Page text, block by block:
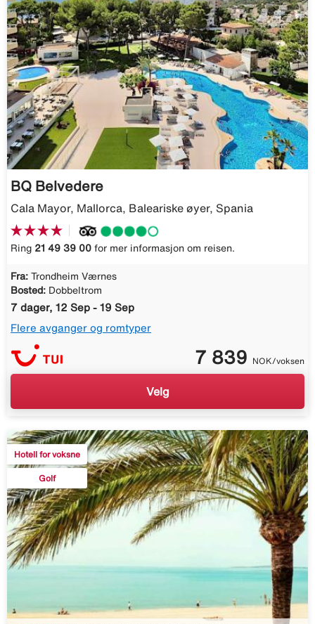
BQ Belvedere
Cala Mayor, Mallorca, Baleariske øyer, Spania
Ring 21 49 39 00 for mer informasjon om reisen.
Fra: Trondheim Værnes
Bosted: Dobbeltrom
7 dager, 12 Sep - 19 Sep
Flere avganger og romtyper
7 839 NOK/voksen
Velg
Hotell for voksne
Golf